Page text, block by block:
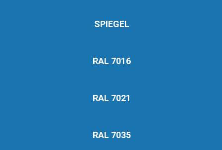
SPIEGEL
RAL 7016
RAL 7021
RAL 7035